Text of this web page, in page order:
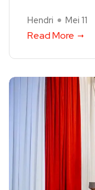
Hendri Mei 11
Read More